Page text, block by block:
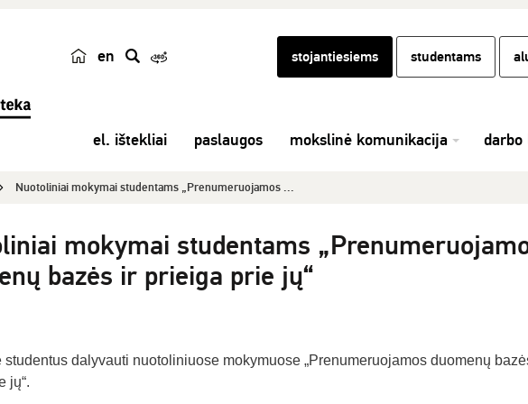
en
e
k
stojantiesiems studentams
el. ištekliai paslaugos mokslinė komunikacija darbo
Nuotoliniai mokymai studentams „Prenumeruojamos ...
mokymai studentams
bazės ir prieiga prie jų“
studentus dalyvauti nuotoliniuose mokymuose „Prenumeruojamos duomenų
jų“.